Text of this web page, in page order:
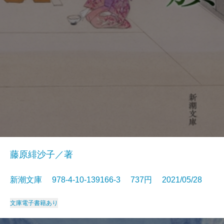
藤原緋沙子／著
新潮文庫 978-4-10-139166-3 737円 2021/05/28
文庫電子書籍あり